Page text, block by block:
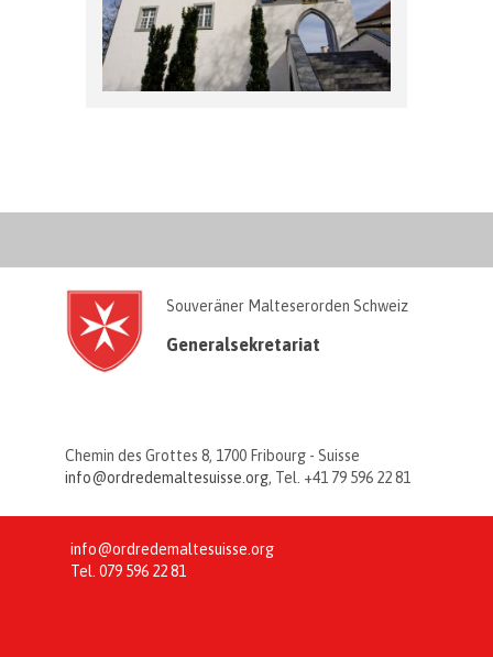
Souveräner Malteserorden Schweiz
Generalsekretariat
Chemin des Grottes 8, 1700 Fribourg - Suisse
info@ordredemaltesuisse.org, Tel. +41 79 596 22 81
info@ordredemaltesuisse.org
Tel. 079 596 22 81